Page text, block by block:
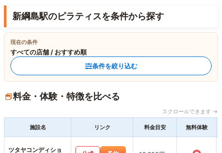
新綱島駅のピラティスを条件から探す
現在の条件
すべての店舗 / おすすめ順
条件を絞り込む
料金・体験・特徴を比べる
スクロールできます →
施設名 リンク 料金目安 無料体験
ツタヤコンディショ